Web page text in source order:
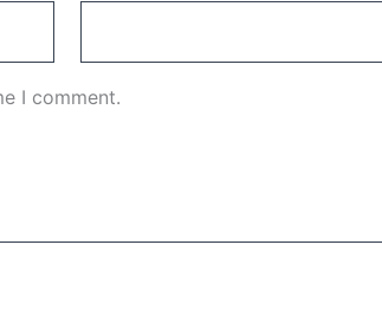
I comment.